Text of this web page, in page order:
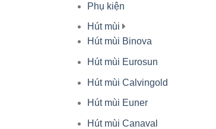
Phụ kiện
Hút mùi
Hút mùi Binova
Hút mùi Eurosun
Hút mùi Calvingold
Hút mùi Euner
Hút mùi Canaval